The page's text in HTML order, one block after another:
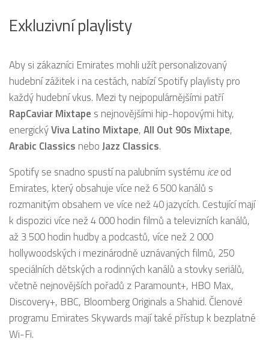
Exkluzivní playlisty
Aby si zákazníci Emirates mohli užít personalizovaný
hudební zážitek i na cestách, nabízí Spotify playlisty pro
každý hudební vkus. Mezi ty nejpopulárnějšími patří
RapCaviar Mixtape s nejnovějšími hip-hopovými hity,
energickýViva Latino Mixtape,All Out 90s Mixtape,
Arabic Classics neboJazz Classics.
Spotify se snadno spustí na palubním systému iceod
Emirates, který obsahuje více než 6 500 kanálů s
rozmanitým obsahem ve více než 40 jazycích. Cestující mají
k dispozici více než 4 000 hodin filmů a televizních kanálů,
až 3 500 hodin hudby a podcastů, více než 2 000
hollywoodských i mezinárodně uznávaných filmů, 250
speciálních dětských a rodinných kanálů a stovky seriálů,
včetně nejnovějších pořadů z Paramount+, HBO Max,
Discovery+, BBC, Bloomberg Originals a Shahid. Členové
programu Emirates Skywards mají také přístup k bezplatné
Wi-Fi.